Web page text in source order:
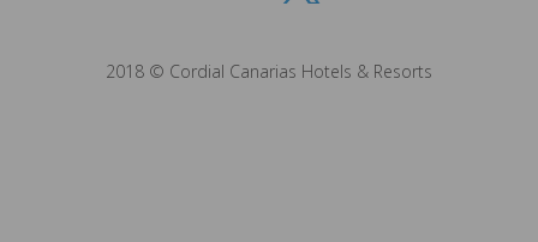
2018 © Cordial Canarias Hotels & Resorts